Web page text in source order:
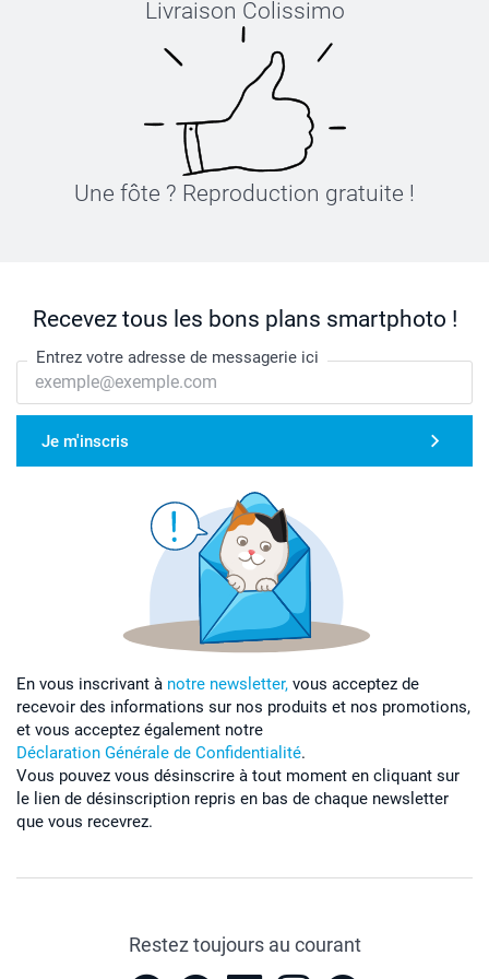
Livraison Colissimo
Une fôte ? Reproduction gratuite !
Recevez tous les bons plans smartphoto !
Entrez votre adresse de messagerie ici
Je m'inscris
En vous inscrivant à notre newsletter, vous acceptez de
recevoir des informations sur nos produits et nos promotions,
et vous acceptez également notre
Déclaration Générale de Confidentialité.
Vous pouvez vous désinscrire à tout moment en cliquant sur
le lien de désinscription repris en bas de chaque newsletter
que vous recevrez.
Restez toujours au courant